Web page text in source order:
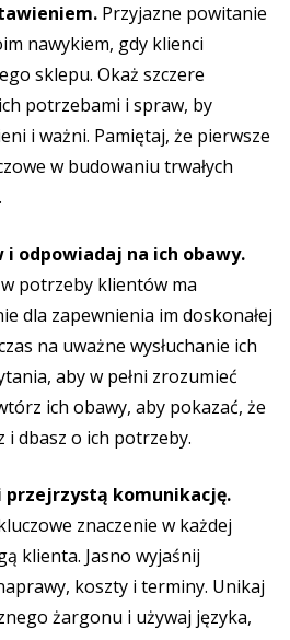
Przyjazne powitanie
nawykiem, gdy klienci
sklepu. Okaż szczere
potrzebami i spraw, by
i ważni. Pamiętaj, że pierwsze
w budowaniu trwałych
i odpowiadaj na ich obawy.
w potrzeby klientów ma
dla zapewnienia im doskonałej
na uważne wysłuchanie ich
aby w pełni zrozumieć
ich obawy, aby pokazać, że
i dbasz o ich potrzeby.
przejrzystą komunikację.
znaczenie w każdej
klienta. Jasno wyjaśnij
koszty i terminy. Unikaj
żargonu i używaj języka,